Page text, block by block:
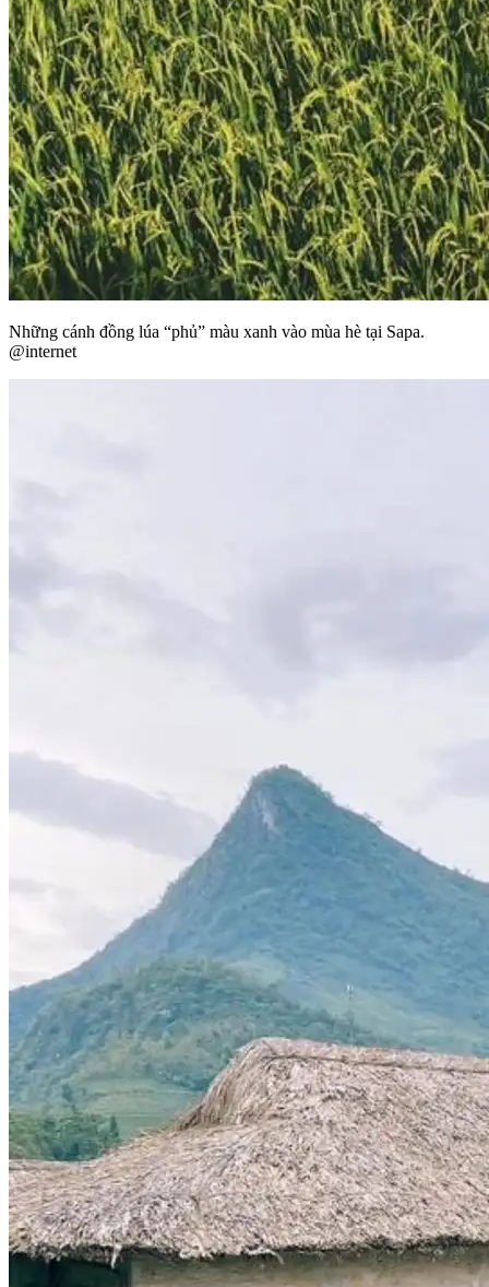
Những cánh đồng lúa “phủ” màu xanh vào mùa hè tại Sapa.
@internet